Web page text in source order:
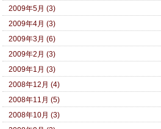
2009年5月 (3)
2009年4月 (3)
2009年3月 (6)
2009年2月 (3)
2009年1月 (3)
2008年12月 (4)
2008年11月 (5)
2008年10月 (3)